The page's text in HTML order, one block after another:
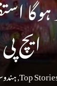
ایچ پی
Top
,